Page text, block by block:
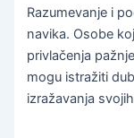
Razumevanje i
navika. Osobe
privlačenja
mogu istražiti
izražavanja